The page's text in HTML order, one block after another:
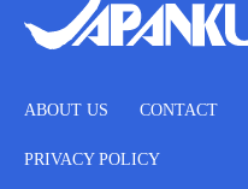
ABOUT US CONTACT
PRIVACY POLICY